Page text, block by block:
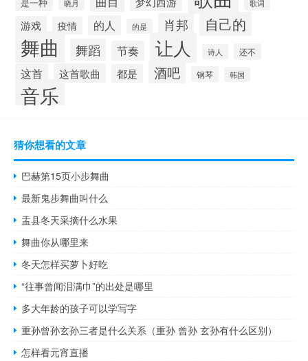
是一种 晓月 歌词
游戏 疫情 的人 的是 肖邦 自己的
舞曲 舞蹈 节奏 让人 诗人 还不
这首 这首歌曲 都是 酒吧 钢琴 韩国
音乐
猜你想看的文章
巴赫第15页小步舞曲
最新鬼步舞曲叫什么
盂县冬天采摘什么水果
舞曲你从哪里来
冬天怎样买萝卜好吃
“往事曾闻泪满巾”的出处是哪里
多大年龄的孩子可以学写字
重孙曾孙玄孙三者是什么关系（重孙 曾孙 玄孙有什么区别）
怎样看元宵直播